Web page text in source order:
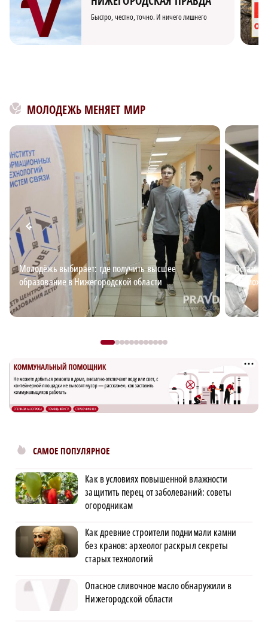
Быстро, честно, точно. И ничего лишнего
МОЛОДЕЖЬ МЕНЯЕТ МИР
Молодёжь выбирает: где получить высшее
образование в Нижегородской области
САМОЕ ПОПУЛЯРНОЕ
Как в условиях повышенной влажности
защитить перец от заболеваний: советы
огородникам
Как древние строители поднимали камни
без кранов: археолог раскрыл секреты
старых технологий
Опасное сливочное масло обнаружили в
Нижегородской области